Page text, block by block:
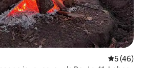
Note
5 (46)